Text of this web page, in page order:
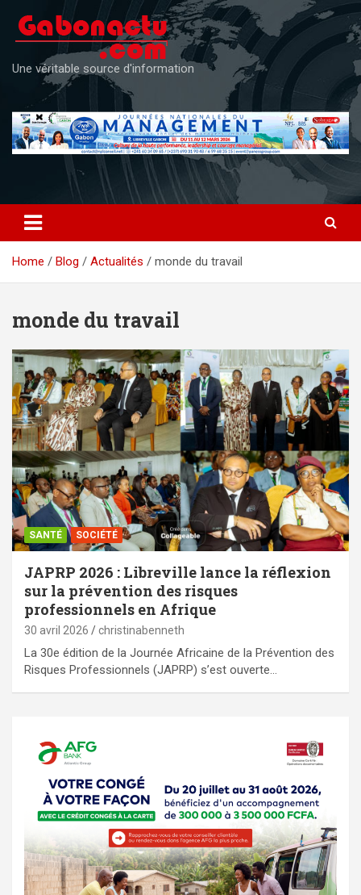
content
Une véritable source d'information
Home Blog Actualités monde du travail
monde du travail
SANTÉ SOCIÉTÉ
JAPRP 2026 : Libreville lance la réflexion
sur la prévention des risques
professionnels en Afrique
30 avril 2026 christinabenneth
La 30e édition de la Journée Africaine de la Prévention des
Risques Professionnels (JAPRP) s’est ouverte…